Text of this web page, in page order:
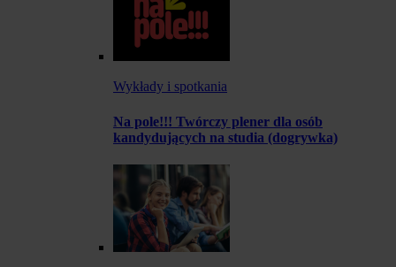
Wykłady i spotkania
Na pole!!! Twórczy plener dla osób
kandydujących na studia (dogrywka)